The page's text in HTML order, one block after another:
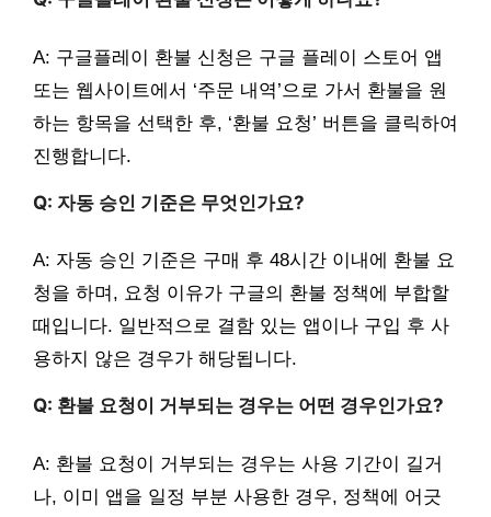
A: 구글플레이 환불 신청은 구글 플레이 스토어 앱
또는 웹사이트에서 ‘주문 내역’으로 가서 환불을 원
하는 항목을 선택한 후, ‘환불 요청’ 버튼을 클릭하여
진행합니다.
Q: 자동 승인 기준은 무엇인가요?
A: 자동 승인 기준은 구매 후 48시간 이내에 환불 요
청을 하며, 요청 이유가 구글의 환불 정책에 부합할
때입니다. 일반적으로 결함 있는 앱이나 구입 후 사
용하지 않은 경우가 해당됩니다.
Q: 환불 요청이 거부되는 경우는 어떤 경우인가요?
A: 환불 요청이 거부되는 경우는 사용 기간이 길거
나, 이미 앱을 일정 부분 사용한 경우, 정책에 어긋